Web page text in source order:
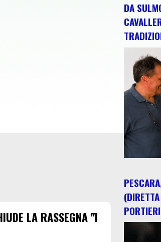
LA RASSEGNA "I
DA
PORTIERI